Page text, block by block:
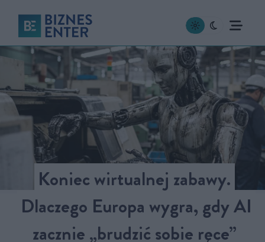
Koniec wirtualnej zabawy.
Dlaczego Europa wygra, gdy AI
zacznie „brudzić sobie ręce”